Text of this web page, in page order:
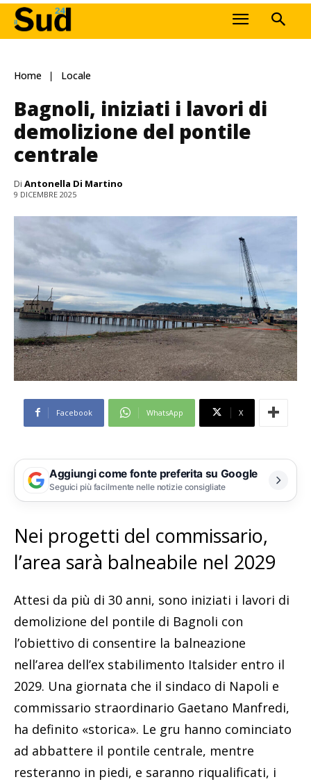
Home Locale
Bagnoli, iniziati i lavori di
demolizione del pontile
centrale
Di Antonella Di Martino
9 DICEMBRE 2025
Facebook WhatsApp X
Aggiungi come fonte preferita su Google
Seguici più facilmente nelle notizie consigliate
Nei progetti del commissario,
l’area sarà balneabile nel 2029
Attesi da più di 30 anni, sono iniziati i lavori di
demolizione del pontile di Bagnoli con
l’obiettivo di consentire la balneazione
nell’area dell’ex stabilimento Italsider entro il
2029. Una giornata che il sindaco di Napoli e
commissario straordinario Gaetano Manfredi,
ha definito «storica». Le gru hanno cominciato
ad abbattere il pontile centrale, mentre
resteranno in piedi, e saranno riqualificati, i